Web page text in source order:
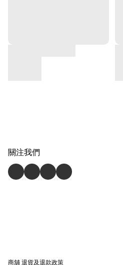
關注我們
商舖退貨及退款政策